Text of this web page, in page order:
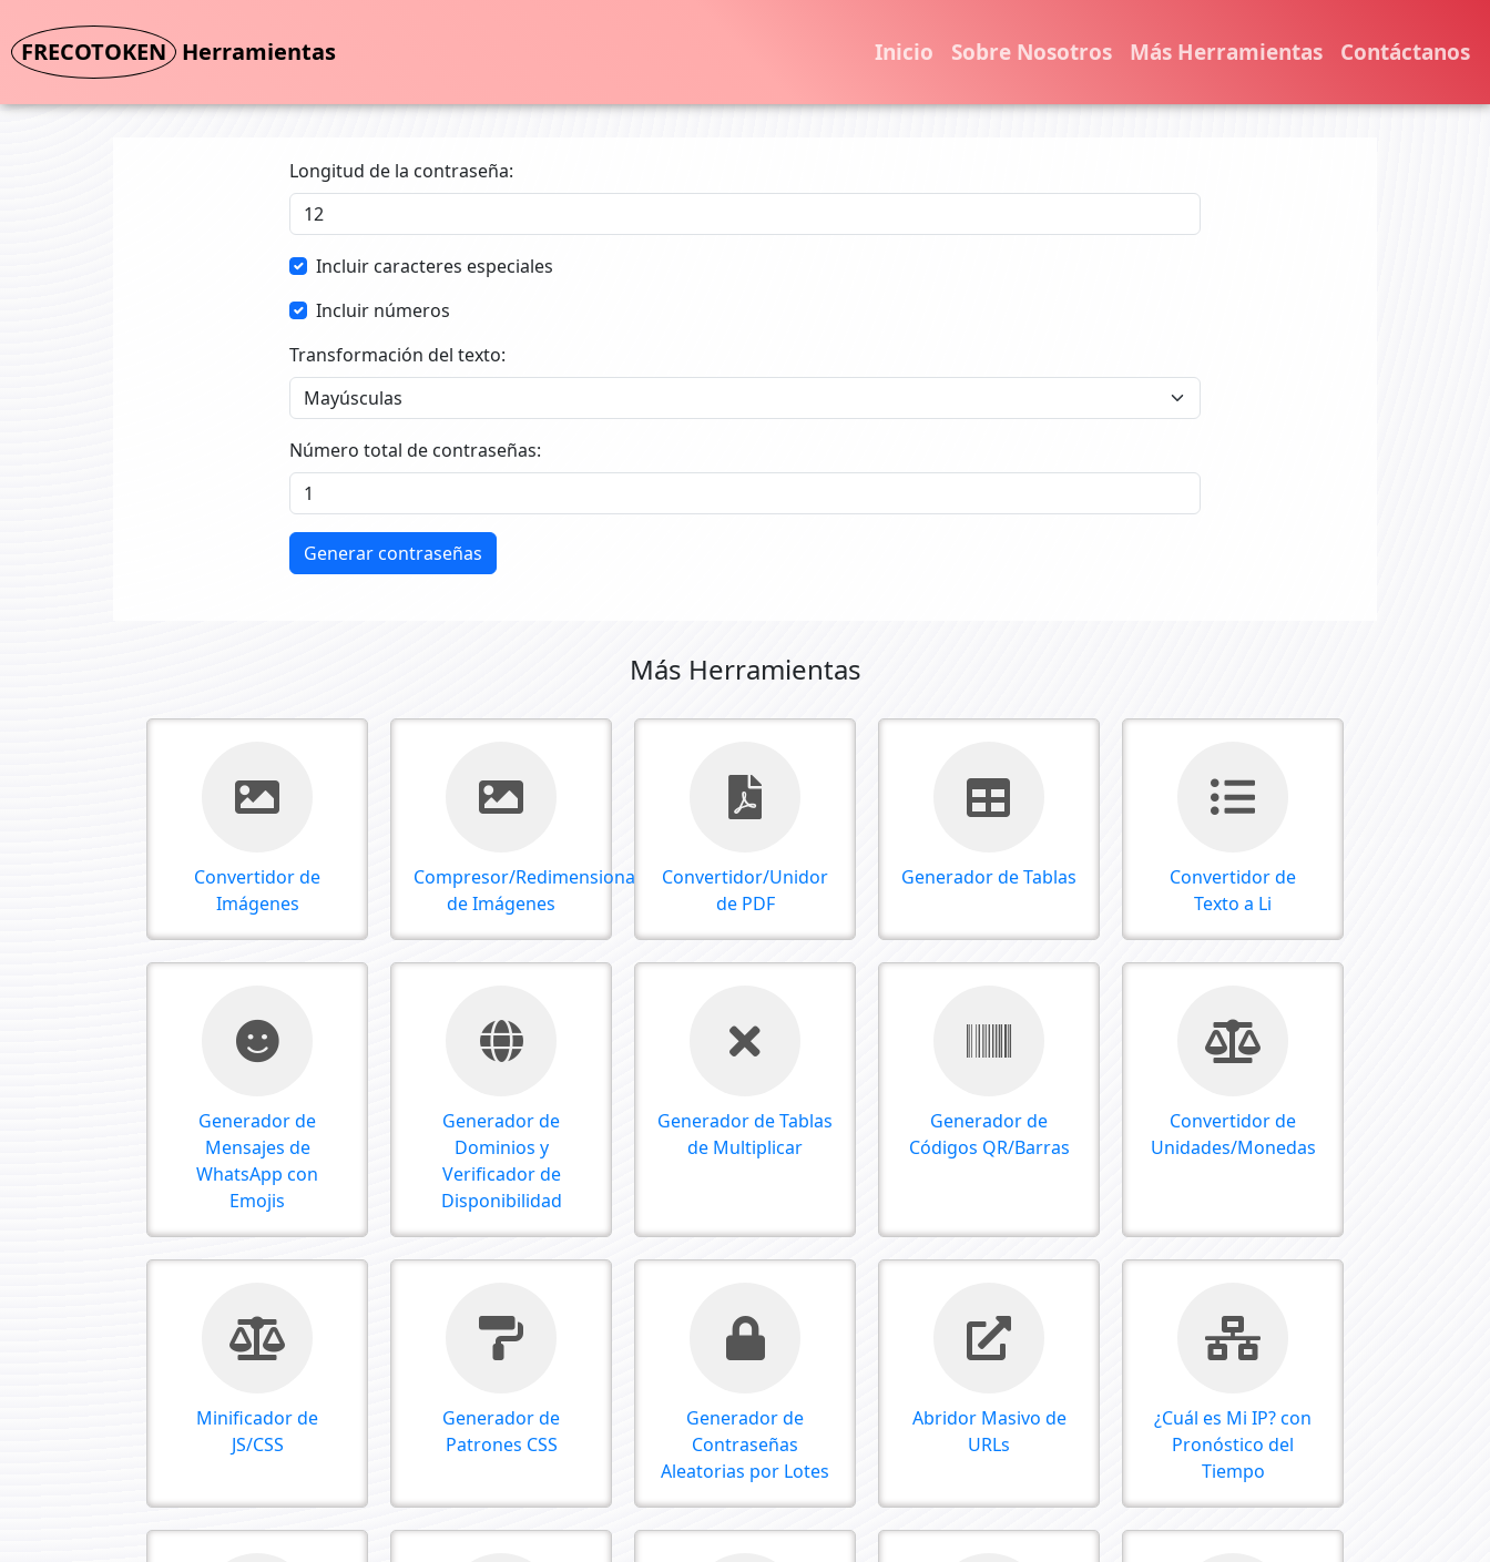
FRECOTOKEN Herramientas Inicio Sobre Nosotros Más Herramientas Contáctanos
Longitud de la contraseña:
Incluir caracteres especiales
Incluir números
Transformación del texto:
Número total de contraseñas:
Generar contraseñas
Más Herramientas
Convertidor de
Imágenes
Compresor/Redimensionador
de Imágenes
Convertidor/Unidor
de PDF
Generador de Tablas
Convertidor de
Texto a Li
Generador de
Mensajes de
WhatsApp con
Emojis
Generador de
Dominios y
Verificador de
Disponibilidad
Generador de Tablas
de Multiplicar
Generador de
Códigos QR/Barras
Convertidor de
Unidades/Monedas
Minificador de
JS/CSS
Generador de
Patrones CSS
Generador de
Contraseñas
Aleatorias por Lotes
Abridor Masivo de
URLs
¿Cuál es Mi IP? con
Pronóstico del
Tiempo